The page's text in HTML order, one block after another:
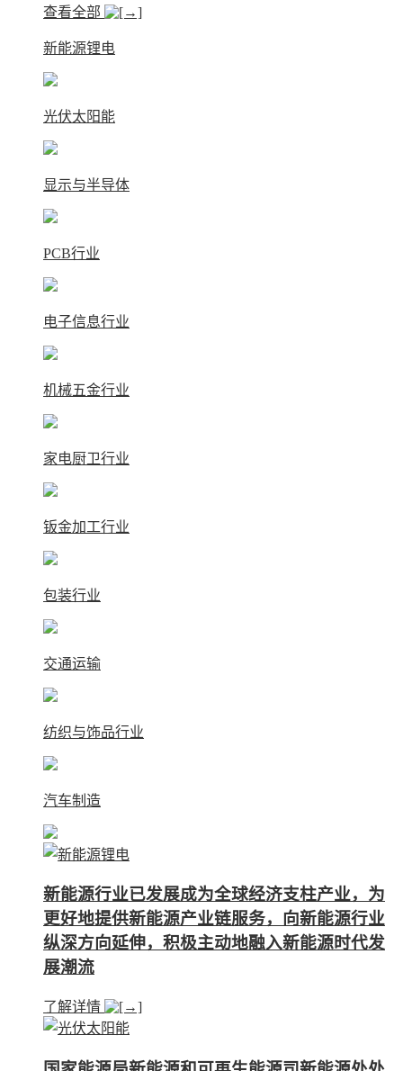
查看全部
新能源锂电
光伏太阳能
显示与半导体
PCB行业
电子信息行业
机械五金行业
家电厨卫行业
钣金加工行业
包装行业
交通运输
纺织与饰品行业
汽车制造
新能源行业已发展成为全球经济支柱产业，为
更好地提供新能源产业链服务，向新能源行业
纵深方向延伸，积极主动地融入新能源时代发
展潮流
了解详情